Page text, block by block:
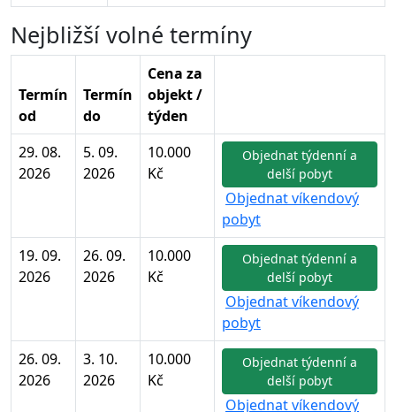
Nejbližší volné termíny
Termín
od
Termín
do
Cena za
objekt /
týden
29. 08.
2026
5. 09.
2026
10.000
Kč
Objednat týdenní a
delší pobyt
Objednat víkendový
pobyt
19. 09.
2026
26. 09.
2026
10.000
Kč
Objednat týdenní a
delší pobyt
Objednat víkendový
pobyt
26. 09.
2026
3. 10.
2026
10.000
Kč
Objednat týdenní a
delší pobyt
Objednat víkendový